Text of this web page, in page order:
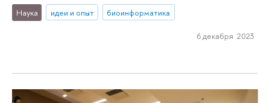
Наука идеи и опыт биоинформатика
6 декабря 2023